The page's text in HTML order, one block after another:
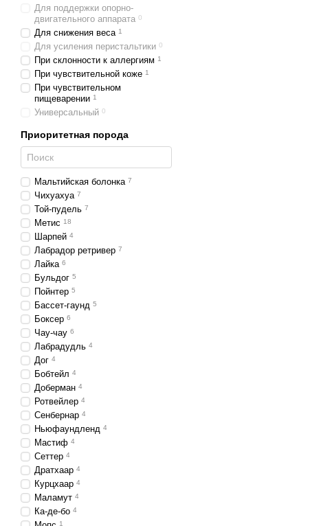
Для поддержки опорно-
двигательного аппарата 0
Для снижения веса 1
Для усиления перистальтики 0
При склонности к аллергиям 1
При чувствительной коже 1
При чувствительном
пищеварении 1
Универсальный 0
Приоритетная порода
Мальтийская болонка 7
Чихуахуа 7
Той-пудель 7
Метис 18
Шарпей 4
Лабрадор ретривер 7
Лайка 6
Бульдог 5
Пойнтер 5
Бассет-гаунд 5
Боксер 6
Чау-чау 6
Лабрадудль 4
Дог 4
Бобтейл 4
Доберман 4
Ротвейлер 4
Сенбернар 4
Ньюфаундленд 4
Мастиф 4
Сеттер 4
Дратхаар 4
Курцхаар 4
Маламут 4
Ка-де-бо 4
1